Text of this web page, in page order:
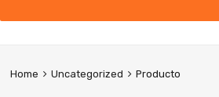
Home Uncategorized Producto